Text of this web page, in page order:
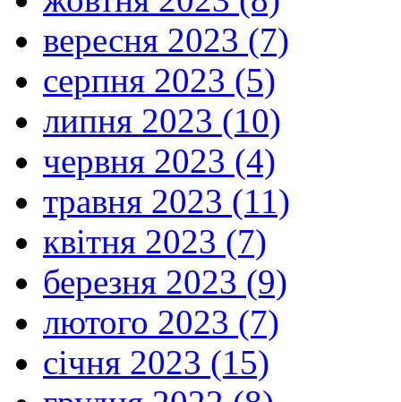
вересня 2023 (7)
серпня 2023 (5)
липня 2023 (10)
червня 2023 (4)
травня 2023 (11)
квітня 2023 (7)
березня 2023 (9)
лютого 2023 (7)
січня 2023 (15)